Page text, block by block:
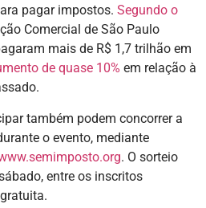
pagar impostos. Segundo o
Comercial de São Paulo
mais de R$ 1,7 trilhão em
de quase 10% em relação à
também podem concorrer a
o evento, mediante
. O sorteio
entre os inscritos